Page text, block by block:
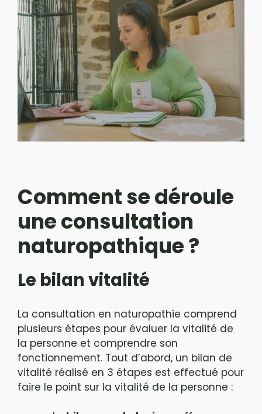
Comment se déroule
une consultation
naturopathique ?
Le bilan vitalité
La consultation en naturopathie comprend
plusieurs étapes pour évaluer la vitalité de
la personne et comprendre son
fonctionnement. Tout d’abord, un bilan de
vitalité réalisé en 3 étapes est effectué pour
faire le point sur la vitalité de la personne :